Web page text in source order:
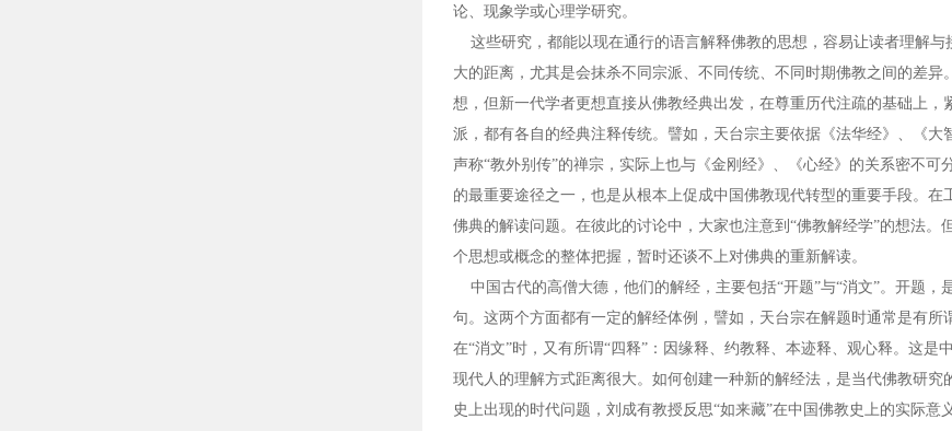
论、现象学或心理学研究。
这些研究，都能以现在通行的语言解释佛教的思想，容易让读者理解
大的距离，尤其是会抹杀不同宗派、不同传统、不同时期佛教之间的差
想，但新一代学者更想直接从佛教经典出发，在尊重历代注疏的基础上
派，都有各自的经典注释传统。譬如，天台宗主要依据《法华经》、《
声称“教外别传”的禅宗，实际上也与《金刚经》、《心经》的关系密不
的最重要途径之一，也是从根本上促成中国佛教现代转型的重要手段。
佛典的解读问题。在彼此的讨论中，大家也注意到“佛教解经学”的想法
个思想或概念的整体把握，暂时还谈不上对佛典的重新解读。
中国古代的高僧大德，他们的解经，主要包括“开题”与“消文”。开题
句。这两个方面都有一定的解经体例，譬如，天台宗在解题时通常是有
在“消文”时，又有所谓“四释”：因缘释、约教释、本迹释、观心释。这
现代人的理解方式距离很大。如何创建一种新的解经法，是当代佛教研
史上出现的时代问题，刘成有教授反思“如来藏”在中国佛教史上的实际